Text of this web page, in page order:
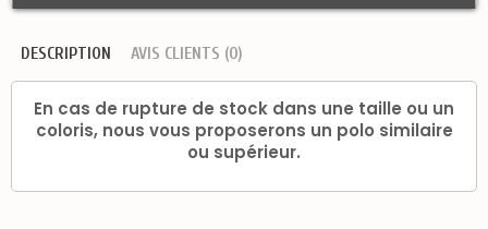
DESCRIPTION AVIS CLIENTS (0)
En cas de rupture de stock dans une taille ou un
coloris, nous vous proposerons un polo similaire
ou supérieur.